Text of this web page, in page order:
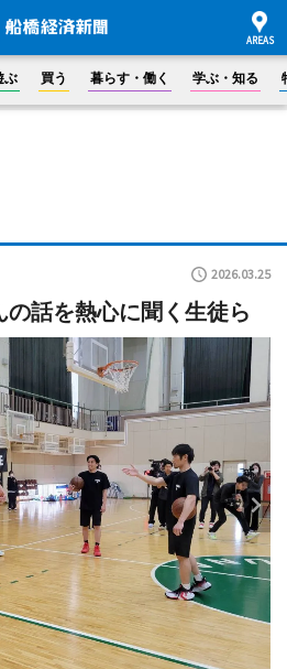
ぶ 買う 暮らす・働く 学ぶ・知る
2026.03.25
話を熱心に聞く生徒ら